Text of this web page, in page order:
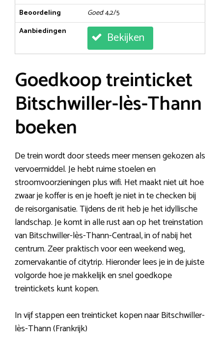
Beoordeling Goed: 4,2/5
Aanbiedingen
Bekijken
Goedkoop treinticket
Bitschwiller-lès-Thann
boeken
De trein wordt door steeds meer mensen gekozen als
vervoermiddel. Je hebt ruime stoelen en
stroomvoorzieningen plus wifi. Het maakt niet uit hoe
zwaar je koffer is en je hoeft je niet in te checken bij
de reisorganisatie. Tijdens de rit heb je het idyllische
landschap. Je komt in alle rust aan op het treinstation
van Bitschwiller-lès-Thann-Centraal, in of nabij het
centrum. Zeer praktisch voor een weekend weg,
zomervakantie of citytrip. Hieronder lees je in de juiste
volgorde hoe je makkelijk en snel goedkope
treintickets kunt kopen.
In vijf stappen een treinticket kopen naar Bitschwiller-
lès-Thann (Frankrijk)